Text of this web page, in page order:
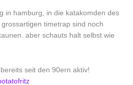
in hamburg, in die katakomden des
timetrap sind noch
aber schauts halt selbst wie
seit den 90ern aktiv!